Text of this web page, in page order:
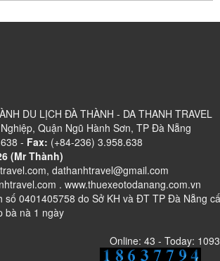
DU LỊCH ĐÀ THÀNH - DA THANH TRAVEL
Quận Ngũ Hành Sơn, TP Đà Nẵng
- Fax: (+84-236) 3.958.638
(Mr Thành)
dathanhtravel@gmail.com
. www.thuexeotodanang.com.vn
số 0401405758 do Sở KH và ĐT TP Đà Nẵng
bà nà 1 ngày
Online: 43 - Today: 1093